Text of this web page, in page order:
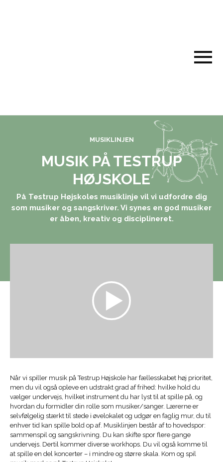
MUSIKLINJEN
MUSIK PÅ TESTRUP
HØJSKOLE
På Testrup Højskoles musiklinje vil vi udfordre dig
som musiker og sangskriver. Vi synes en god musiker
er åben, kreativ og disciplineret.
Når vi spiller musik på Testrup Højskole har fællesskabet høj prioritet,
men du vil også opleve en udstrakt grad af frihed: hvilke hold du
vælger undervejs, hvilket instrument du har lyst til at spille på, og
hvordan du formidler din rolle som musiker/sanger. Lærerne er
selvfølgelig stærkt til stede i øvelokalet og udgør en faglig mur, du til
enhver tid kan spille bold op af. Musiklinjen består af to hovedspor:
sammenspil og sangskrivning. Du kan skifte spor flere gange
undervejs. Dertil kommer diverse workhops. Du vil også komme til
at spille en del koncerter – i mindre og større skala. Kom og spil